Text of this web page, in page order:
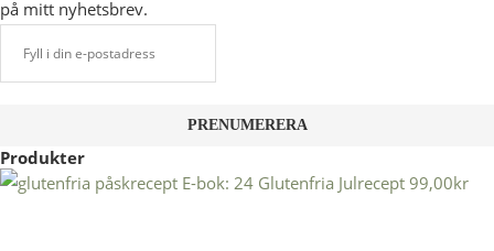
på mitt nyhetsbrev.
Produkter
E-bok: 24 Glutenfria Julrecept 99,00kr